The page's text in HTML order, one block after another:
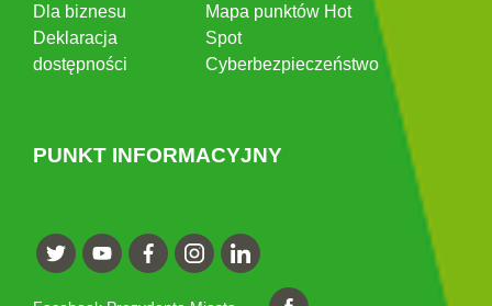
Dla biznesu
Deklaracja
dostępności
Mapa punktów Hot
Spot
Cyberbezpieczeństwo
PUNKT INFORMACYJNY